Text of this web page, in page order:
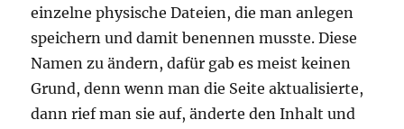
einzelne physische Dateien, die man anlegen
speichern und damit benennen musste. Diese
Namen zu ändern, dafür gab es meist keinen
Grund, denn wenn man die Seite aktualisierte,
dann rief man sie auf, änderte den Inhalt und